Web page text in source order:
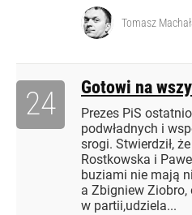
Tomasz
Gotowi na
Prezes PiS
podwładnych i
srogi. Stwierdził,
Rostkowska i
buziami nie mają
a Zbigniew Ziobro,
w partii,udziela...
24